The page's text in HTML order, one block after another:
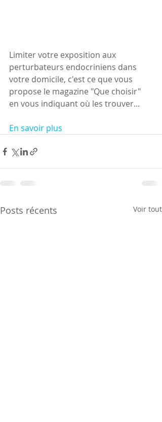
Limiter votre exposition aux
perturbateurs endocriniens dans
votre domicile, c'est ce que vous
propose le magazine "Que choisir"
en vous indiquant où les trouver...
En savoir plus
Posts récents Voir tout